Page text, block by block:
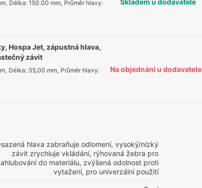
, Délka: 150.00 mm, Průměr hlavy:
Skladem u dodavatele
Hospa Jet, zápustná hlava,
závit
, Délka: 35,00 mm, Průměr hlavy:
Na objednání u dodavatele
hlava zabraňuje odlomení, vysoký/nízký
závit zrychluje vkládání, rýhovaná žebra pro
do materiálu, zvýšená odolnost proti
vytažení, pro univerzální použití